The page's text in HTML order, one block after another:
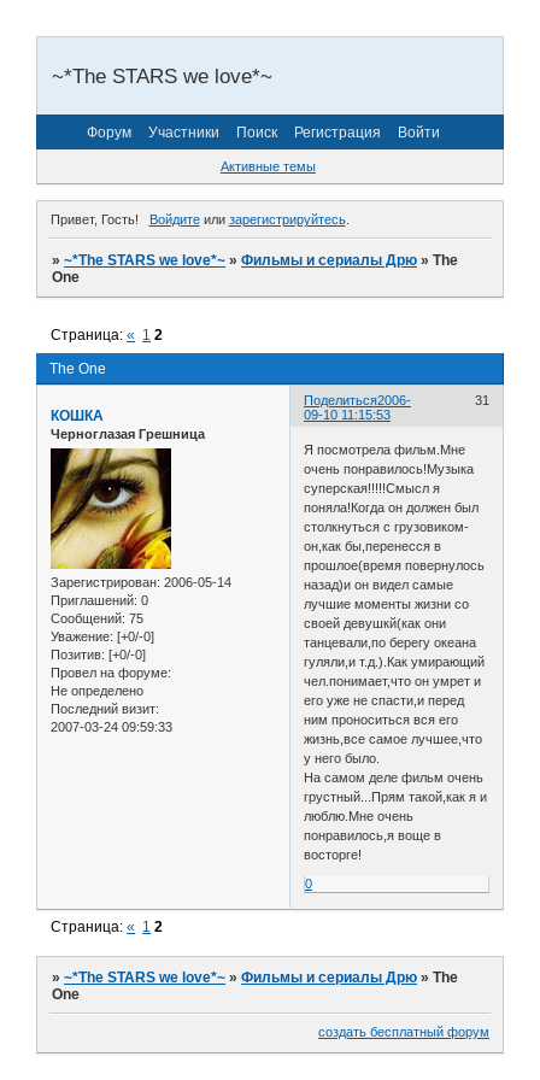
~*The STARS we love*~
Форум Участники Поиск Регистрация Войти
Активные темы
Привет, Гость! Войдитеили зарегистрируйтесь.
»~*The STARS we love*~ »Фильмы и сериалы Дрю »The
One
The One
Страница:« 1 2
Поделиться 31
2006-
09-10 11:15:53
КОШКА
Черноглазая Грешница
Зарегистрирован: 2006-05-14
Приглашений: 0
Сообщений: 75
Уважение: [+0/-0]
Позитив: [+0/-0]
Провел на форуме:
Не определено
Последний визит:
2007-03-24 09:59:33
Я посмотрела фильм.Мне
очень понравилось!Музыка
суперская!!!!!Смысл я
поняла!Когда он должен был
столкнуться с грузовиком-
он,как бы,перенесся в
прошлое(время повернулось
назад)и он видел самые
лучшие моменты жизни со
своей девушкй(как они
танцевали,по берегу океана
гуляли,и т.д.).Как умирающий
чел.понимает,что он умрет и
его уже не спасти,и перед
ним проноситься вся его
жизнь,все самое лучшее,что
у него было.
На самом деле фильм очень
грустный...Прям такой,как я и
люблю.Мне очень
понравилось,я воще в
восторге!
0
Страница:« 1 2
»~*The STARS we love*~ »Фильмы и сериалы Дрю »The
One
создать бесплатный форум